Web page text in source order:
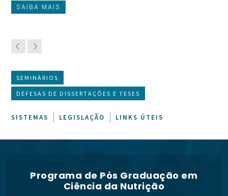
SAIBA MAIS
SEMINÁRIOS
DEFESAS DE DISSERTAÇÕES E TESES
SISTEMAS LEGISLAÇÃO LINKS ÚTEIS
Programa de Pós Graduação em
Ciência da Nutrição